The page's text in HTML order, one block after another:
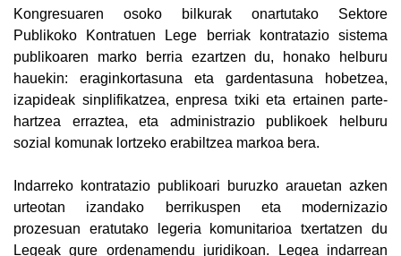
Kongresuaren osoko bilkurak onartutako Sektore
Publikoko Kontratuen Lege berriak kontratazio sistema
publikoaren marko berria ezartzen du, honako helburu
hauekin: eraginkortasuna eta gardentasuna hobetzea,
izapideak sinplifikatzea, enpresa txiki eta ertainen parte-
hartzea erraztea, eta administrazio publikoek helburu
sozial komunak lortzeko erabiltzea markoa bera.
Indarreko kontratazio publikoari buruzko arauetan azken
urteotan izandako berrikuspen eta modernizazio
prozesuan eratutako legeria komunitarioa txertatzen du
Legeak gure ordenamendu juridikoan. Legea indarrean